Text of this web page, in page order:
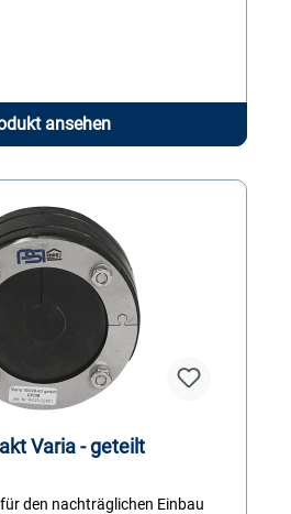
ansehen
Varia - geteilt
den nachträglichen Einbau